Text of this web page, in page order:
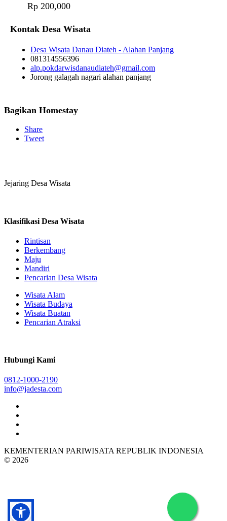
Rp 200,000
Kontak Desa Wisata
Desa Wisata Danau Diateh - Alahan Panjang
081314556396
alp.pokdarwisdanaudiateh@gmail.com
Jorong galagah nagari alahan panjang
Bagikan Homestay
Share
Tweet
Jejaring Desa Wisata
Klasifikasi Desa Wisata
Rintisan
Berkembang
Maju
Mandiri
Pencarian Desa Wisata
Wisata Alam
Wisata Budaya
Wisata Buatan
Pencarian Atraksi
Hubungi Kami
0812-1000-2190
info@jadesta.com
KEMENTERIAN PARIWISATA REPUBLIK INDONESIA
© 2026